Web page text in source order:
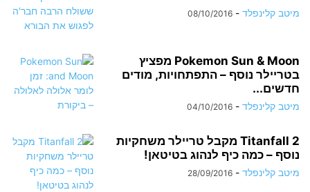
מיטב קלינפלד -
08/10/2016
Pokemon Sun & Moon מפציץ
בטריילר נוסף – התפתחויות, מודים
חדשים...
מיטב קלינפלד -
04/10/2016
Titanfall 2 מקבל טריילר משחקיות
נוסף – כמה כיף לנהוג בטיטאן!
מיטב קלינפלד -
28/09/2016